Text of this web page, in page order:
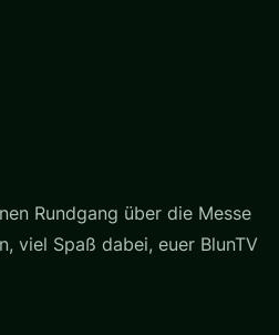
Rundgang über die Messe
viel Spaß dabei, euer BlunTV